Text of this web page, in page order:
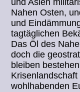
und Asien
Nahen Osten,
und
tagtäglichen
Das Öl des
doch die
bleiben
wohlhabenden